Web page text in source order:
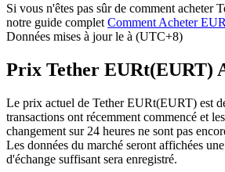
Futures USDT
Futures utilisant l'USDT comme
Si vous n'êtes pas sûr de comment acheter
notre guide complet Comment Acheter
Données mises à jour le à (UTC+8)
Prix Tether EURt(EURT)
Le prix actuel de Tether EURt(EURT) est
transactions ont récemment commencé et
changement sur 24 heures ne sont pas
Les données du marché seront affichées
d'échange suffisant sera enregistré.